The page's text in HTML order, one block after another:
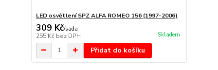
LED osvětlení SPZ ALFA ROMEO 156 (1997-2006)
309 Kč/sada
255 Kč bez DPH Skladem
Přidat do košíku